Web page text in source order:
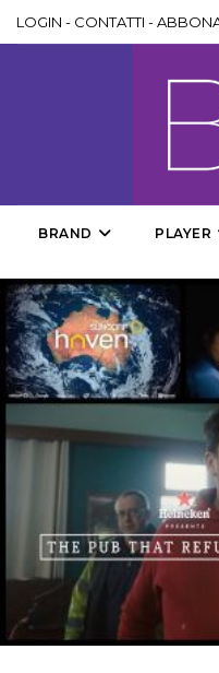
LOGIN - CONTATTI -
BRAND PLAYER